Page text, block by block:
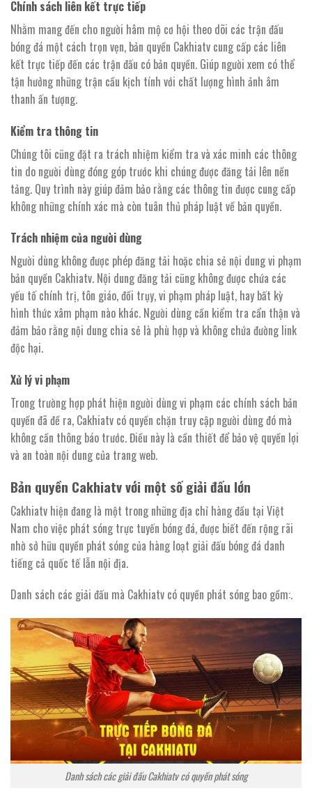
Chính sách liên kết trực tiếp
Nhằm mang đến cho người hâm mộ cơ hội theo dõi các trận đấu
bóng đá một cách trọn vẹn, bản quyền Cakhiatv cung cấp các liên
kết trực tiếp đến các trận đấu có bản quyền. Giúp người xem có thể
tận hưởng những trận cầu kịch tính với chất lượng hình ảnh âm
thanh ấn tượng.
Kiểm tra thông tin
Chúng tôi cũng đặt ra trách nhiệm kiểm tra và xác minh các thông
tin do người dùng đóng góp trước khi chúng được đăng tải lên nền
tảng. Quy trình này giúp đảm bảo rằng các thông tin được cung cấp
không những chính xác mà còn tuân thủ pháp luật về bản quyền.
Trách nhiệm của người dùng
Người dùng không được phép đăng tải hoặc chia sẻ nội dung vi phạm
bản quyền Cakhiatv. Nội dung đăng tải cũng không được chứa các
yếu tố chính trị, tôn giáo, đồi trụy, vi phạm pháp luật, hay bất kỳ
hình thức xâm phạm nào khác. Người dùng cần kiểm tra cẩn thận và
đảm bảo rằng nội dung chia sẻ là phù hợp và không chứa đường link
độc hại.
Xử lý vi phạm
Trong trường hợp phát hiện người dùng vi phạm các chính sách bản
quyền đã đề ra, Cakhiatv có quyền chặn truy cập người dùng đó mà
không cần thông báo trước. Điều này là cần thiết để bảo vệ quyền lợi
và an toàn nội dung của trang web.
Bản quyền Cakhiatv với một số giải đấu lớn
Cakhiatv hiện đang là một trong những địa chỉ hàng đầu tại Việt
Nam cho việc phát sóng trực tuyến bóng đá, được biết đến rộng rãi
nhờ sở hữu quyền phát sóng của hàng loạt giải đấu bóng đá danh
tiếng cả quốc tế lẫn nội địa.
Danh sách các giải đấu mà Cakhiatv có quyền phát sóng bao gồm:.
Danh sách các giải đấu Cakhiatv có quyền phát sóng